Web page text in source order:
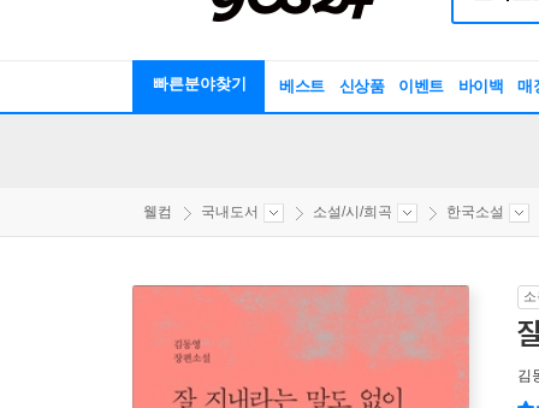
빠른분야찾기 베스트 신상품 이벤트 바이백 매
웰컴 국내도서 소설/시/희곡 한국소설
김